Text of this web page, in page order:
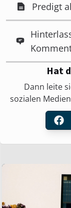
Predigt
Hat
Dann leite
sozialen